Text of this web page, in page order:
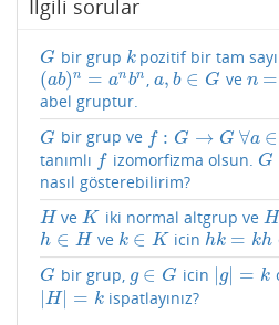
İlgili sorular
G
G bir grup k
kpozitif bir tam
(ab)n = anbn
(ab)n= an bn , a, b ∈ G
a,b∈G ve n =
n=k,k
abel gruptur.
G
G bir grup ve f : G → G
f:G →G ∀a ∈
∀a∈G
tanımlı f
f izomorfizma olsun. G
G
nasıl gösterebilirim?
H
H veK
K iki normal altgrup ve H
H
h ∈ H
h∈H ve k ∈ K
k∈K icin hk = kh
hk= kh
G
G bir grup, g ∈ G
g∈G icin g| = k
|g =k
|H| = k
|H| =k ispatlayınız?